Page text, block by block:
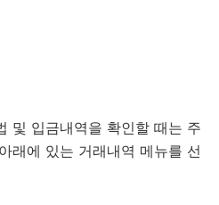
및 입금내역을 확인할 때는 주
래에 있는 거래내역 메뉴를 선